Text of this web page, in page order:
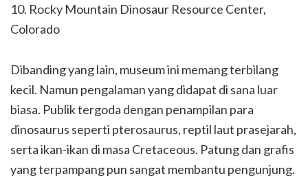
10. Rocky Mountain Dinosaur Resource Center,
Colorado
Dibanding yang lain, museum ini memang terbilang
kecil. Namun pengalaman yang didapat di sana luar
biasa. Publik tergoda dengan penampilan para
dinosaurus seperti pterosaurus, reptil laut prasejarah,
serta ikan-ikan di masa Cretaceous. Patung dan grafis
yang terpampang pun sangat membantu pengunjung.